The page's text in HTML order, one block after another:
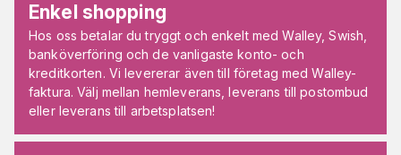
Enkel shopping
Hos oss betalar du tryggt och enkelt med Walley, Swish,
banköverföring och de vanligaste konto- och
kreditkorten. Vi levererar även till företag med Walley-
faktura. Välj mellan hemleverans, leverans till postombud
eller leverans till arbetsplatsen!